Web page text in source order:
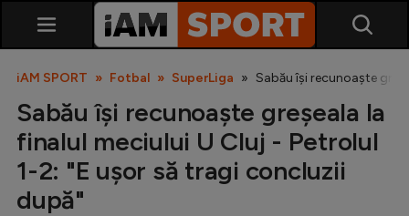
iAM SPORT Fotbal SuperLiga Sabău își recunoaște
Sabău își recunoaște greșeala la
finalul meciului U Cluj - Petrolul
1-2: "E ușor să tragi concluzii
după"